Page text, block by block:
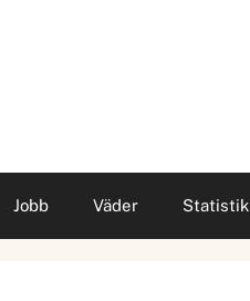
Jobb Väder Statistik